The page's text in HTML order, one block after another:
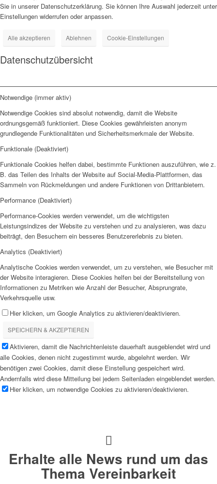
Sie in unserer Datenschutzerklärung. Sie können Ihre Auswahl jederzeit unter
Einstellungen widerrufen oder anpassen.
Alle akzeptieren Ablehnen Cookie-Einstellungen
Datenschutzübersicht
Notwendige (immer aktiv)
Notwendige Cookies sind absolut notwendig, damit die Website
ordnungsgemäß funktioniert. Diese Cookies gewährleisten anonym
grundlegende Funktionalitäten und Sicherheitsmerkmale der Website.
Funktionale (Deaktiviert)
Funktionale Cookies helfen dabei, bestimmte Funktionen auszuführen, wie z.
B. das Teilen des Inhalts der Website auf Social-Media-Plattformen, das
Sammeln von Rückmeldungen und andere Funktionen von Drittanbietern.
Performance (Deaktiviert)
Performance-Cookies werden verwendet, um die wichtigsten
Leistungsindizes der Website zu verstehen und zu analysieren, was dazu
beiträgt, den Besuchern ein besseres Benutzererlebnis zu bieten.
Analytics (Deaktiviert)
Analytische Cookies werden verwendet, um zu verstehen, wie Besucher mit
der Website interagieren. Diese Cookies helfen bei der Bereitstellung von
Informationen zu Metriken wie Anzahl der Besucher, Absprungrate,
Verkehrsquelle usw.
Hier klicken, um Google Analytics zu aktivieren/deaktivieren.
SPEICHERN & AKZEPTIEREN
Aktivieren, damit die Nachrichtenleiste dauerhaft ausgeblendet wird und
alle Cookies, denen nicht zugestimmt wurde, abgelehnt werden. Wir
benötigen zwei Cookies, damit diese Einstellung gespeichert wird.
Andernfalls wird diese Mitteilung bei jedem Seitenladen eingeblendet werden.
Hier klicken, um notwendige Cookies zu aktivieren/deaktivieren.
Erhalte alle News rund um das
Thema Vereinbarkeit